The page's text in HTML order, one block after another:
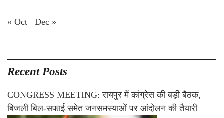
« Oct Dec »
Recent Posts
CONGRESS MEETING: रायपुर में कांग्रेस की बड़ी बैठक,
बिजली बिल-सफाई समेत जनसमस्याओं पर आंदोलन की तैयारी